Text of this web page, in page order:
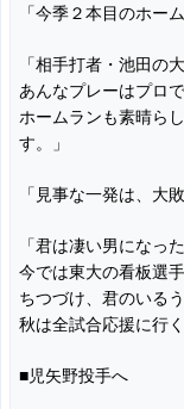
「今季２本目のホー
「相手打者・池田の
あんなプレーはプロ
ホームランも素晴ら
す。」
「見事な一発は、大
「君は凄い男になっ
今では東大の看板選
ちつづけ、君のいる
秋は全試合応援に行
■児矢野投手へ